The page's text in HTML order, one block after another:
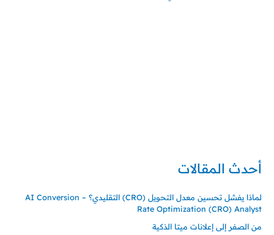
أحدث المقالات
لماذا يفشل تحسين معدل التحويل (CRO) التقليدي؟ – AI Conversion
Rate Optimization (CRO) Analyst
من الصفر إلى إعلانات ميتا الذكية